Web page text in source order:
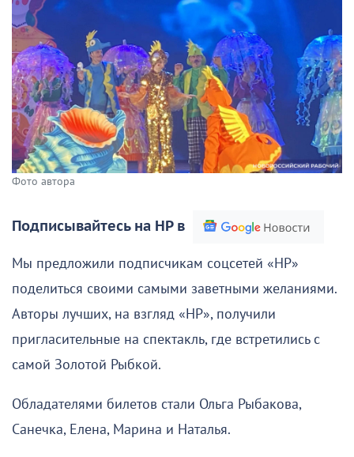
Фото автора
Подписывайтесь на НР в
Мы предложили подписчикам соцсетей «НР»
поделиться своими самыми заветными желаниями.
Авторы лучших, на взгляд «НР», получили
пригласительные на спектакль, где встретились с
самой Золотой Рыбкой.
Обладателями билетов стали Ольга Рыбакова,
Санечка, Елена, Марина и Наталья.